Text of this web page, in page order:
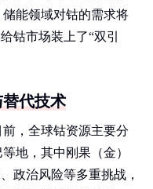
能领域对钴的需求将
钴市场装上了“双引
代技术
，全球钴资源主要分
地，其中刚果（金）
政治风险等多重挑战，